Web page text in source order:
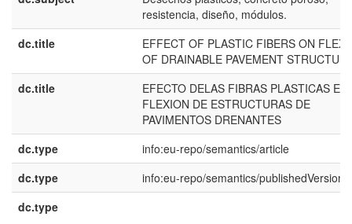
resistencia, diseño, módulos.
dc.title
EFFECT OF PLASTIC FIBERS ON
OF DRAINABLE PAVEMENT
dc.title
EFECTO DELAS FIBRAS PLASTICAS EN
FLEXION DE ESTRUCTURAS DE
PAVIMENTOS DRENANTES
dc.type
info:eu-repo/semantics/article
dc.type
info:eu-repo/semantics/publishedVersion
dc.type